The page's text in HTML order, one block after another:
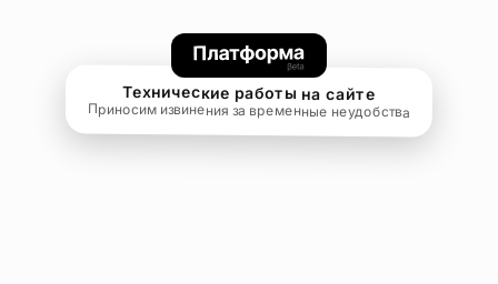
Технические работы на сайте
Приносим извинения за временные неудобства